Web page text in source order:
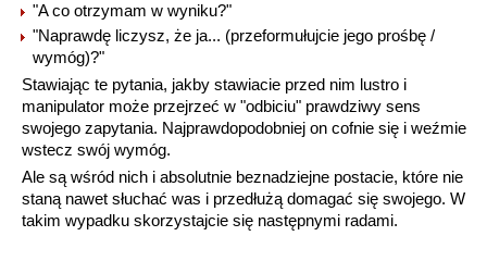
"A co otrzymam w wyniku?"
"Naprawdę liczysz, że ja... (przeformułujcie jego prośbę /
wymóg)?"
Stawiając te pytania, jakby stawiacie przed nim lustro i
manipulator może przejrzeć w "odbiciu" prawdziwy sens
swojego zapytania. Najprawdopodobniej on cofnie się i weźmie
wstecz swój wymóg.
Ale są wśród nich i absolutnie beznadziejne postacie, które nie
staną nawet słuchać was i przedłużą domagać się swojego. W
takim wypadku skorzystajcie się następnymi radami.